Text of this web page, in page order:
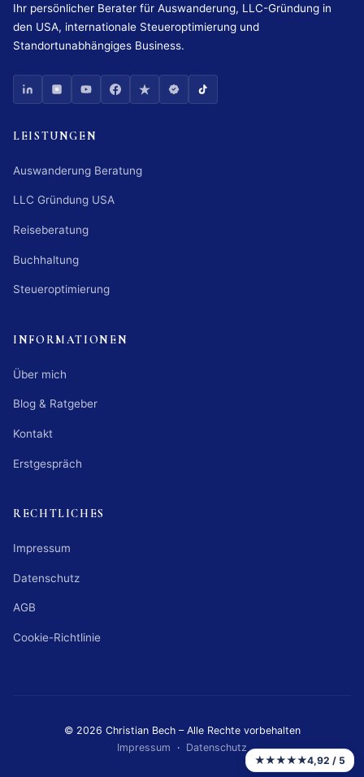
Ihr persönlicher Berater für Auswanderung, LLC-Gründung in
den USA, internationale Steueroptimierung und
Standortunabhängiges Business.
LEISTUNGEN
Auswanderung Beratung
LLC Gründung USA
Reiseberatung
Buchhaltung
Steueroptimierung
INFORMATIONEN
Über mich
Blog & Ratgeber
Kontakt
Erstgespräch
RECHTLICHES
Impressum
Datenschutz
AGB
Cookie-Richtlinie
© 2026 Christian Bech – Alle Rechte vorbehalten
Impressum · Datenschutz
★★★★★4,92 / 5